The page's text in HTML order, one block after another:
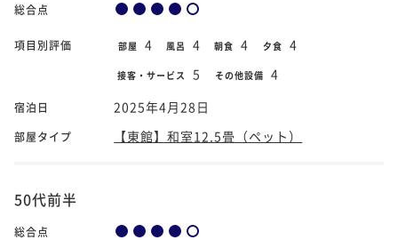
総合点
項目別評価 部屋 4 風呂 4 朝食 4 夕食 4
接客・サービス 5 その他設備 4
宿泊日 2025年4月28日
部屋タイプ 【東館】和室12.5畳（ペット）
50代前半
総合点